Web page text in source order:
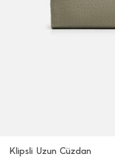
Klipsli Uzun Cüzdan